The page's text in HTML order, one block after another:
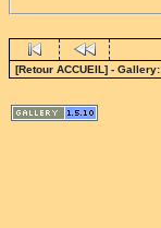
[Retour ACCUEIL] - Gallery: